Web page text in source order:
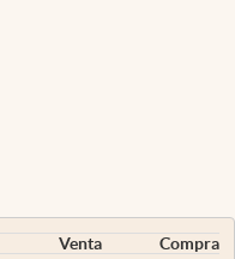
Venta
Compra